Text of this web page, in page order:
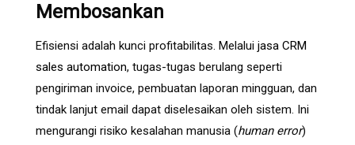
Membosankan
Efisiensi adalah kunci profitabilitas. Melalui jasa CRM
sales automation, tugas-tugas berulang seperti
pengiriman invoice, pembuatan laporan mingguan, dan
tindak lanjut email dapat diselesaikan oleh sistem. Ini
mengurangi risiko kesalahan manusia (human error)